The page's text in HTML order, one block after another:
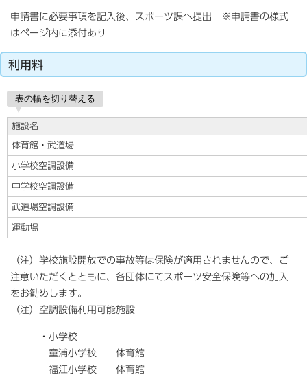
申請書に必要事項を記入後、スポーツ課へ提出 ※申請書の様式
はページ内に添付あり
利用料
表の幅を切り替える
施設名
体育館・武道場
小学校空調設備
中学校空調設備
武道場空調設備
運動場
（注）学校施設開放での事故等は保険が適用されませんので、ご
注意いただくとともに、各団体にてスポーツ安全保険等への加入
をお勧めします。
（注）空調設備利用可能施設
・小学校
童浦小学校 体育館
福江小学校 体育館